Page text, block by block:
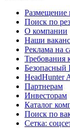
Размещение
Поиск по
О компании
Наши
Реклама на
Требования
Безопасный
HeadHunter
Партнерам
Инвесторам
Каталог
Поиск по
Сетка: